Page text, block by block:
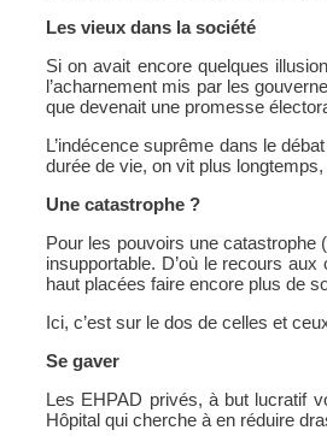
Les vieux dans la société
Si on avait encore quelques
l’acharnement mis par les
que devenait une promesse
L’indécence suprême dans le
durée de vie, on vit plus
Une catastrophe ?
Pour les pouvoirs une
insupportable. D’où le recours
haut placées faire encore plus de
Ici, c’est sur le dos de celles et
Se gaver
Les EHPAD privés, à but lucratif
Hôpital qui cherche à en réduire